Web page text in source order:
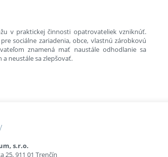
v praktickej činnosti opatrovateliek vzniknúť.
sociálne zariadenia, obce, vlastnú zárobkovú
znamená mať naustále odhodlanie sa
neustále sa zlepšovať.
s.r.o.
25, 911 01 Trenčín